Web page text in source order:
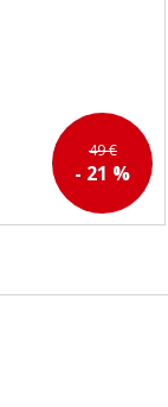
49 €
- 21 %